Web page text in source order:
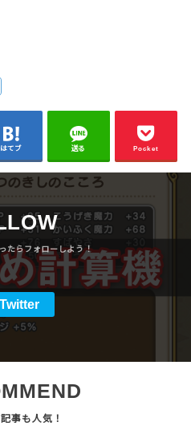
はてブ 送る Pocket
Twitter